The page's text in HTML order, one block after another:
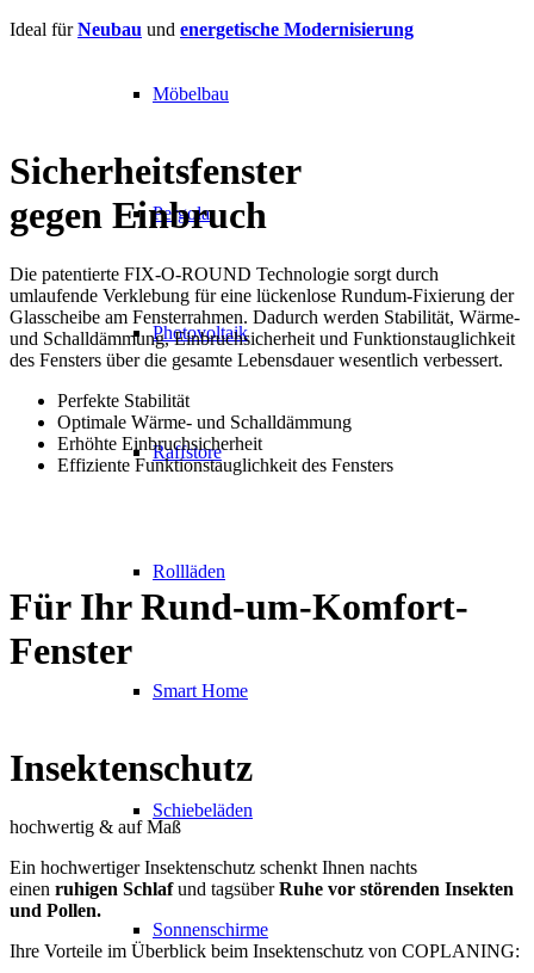
Möbelbau
Pergola
Photovoltaik
Raffstore
Rollläden
Smart Home
Schiebeläden
Sonnenschirme
Ideal fürNeubau und energetische Modernisierung
Sicherheitsfenster
gegen Einbruch
Die patentierte FIX-O-ROUND Technologie sorgt durch
umlaufende Verklebung für eine lückenlose Rundum-Fixierung der
Glasscheibe am Fensterrahmen. Dadurch werden Stabilität, Wärme-
und Schalldämmung, Einbruchsicherheit und Funktionstauglichkeit
des Fensters über die gesamte Lebensdauer wesentlich verbessert.
Perfekte Stabilität
Optimale Wärme- und Schalldämmung
Erhöhte Einbruchsicherheit
Effiziente Funktionstauglichkeit des Fensters
Für IhrRund-um-Komfort-
Fenster
Insektenschutz
hochwertig & auf Maß
Ein hochwertiger Insektenschutz schenkt Ihnen nachts
einen ruhigen Schlafund tagsüberRuhe vor störenden Insekten
und Pollen.
Ihre Vorteile im Überblick beim Insektenschutz von COPLANING: